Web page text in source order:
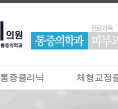
통증클리닉 체형교정